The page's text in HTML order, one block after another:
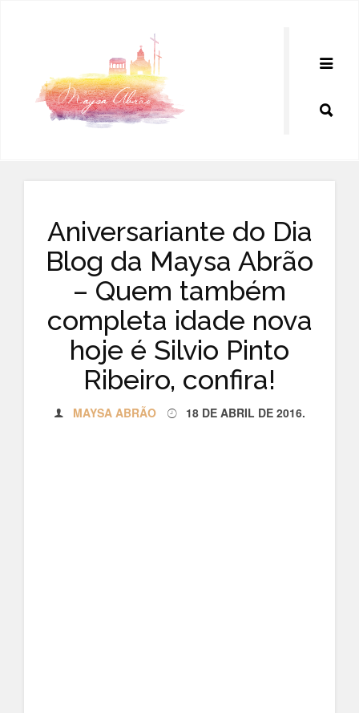
Aniversariante do Dia
Blog da Maysa Abrão
– Quem também
completa idade nova
hoje é Silvio Pinto
Ribeiro, confira!
MAYSA ABRÃO 18 DE ABRIL DE 2016.